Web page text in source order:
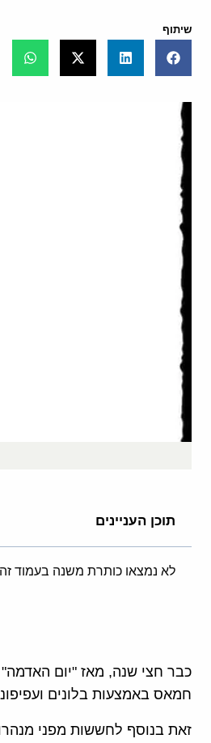
שיתוף
תוכן העניינים
לא נמצאו כותרת משנה בעמוד
חמאס באמצעות בלונים
זאת בנוסף לחששות מפני